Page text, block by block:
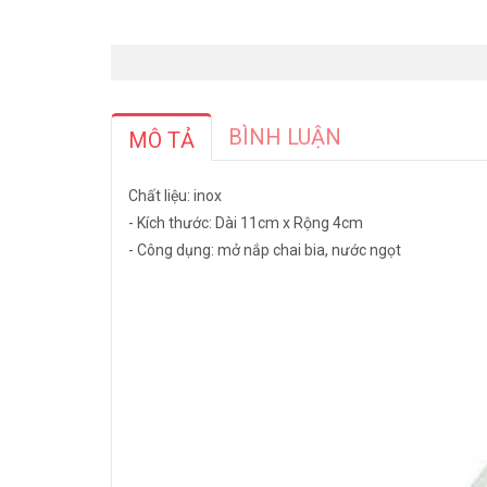
MÔ TẢ BÌNH LUẬN
Chất liệu: inox
- Kích thước: Dài 11cm x Rộng 4cm
- Công dụng: mở nắp chai bia, nước ngọt